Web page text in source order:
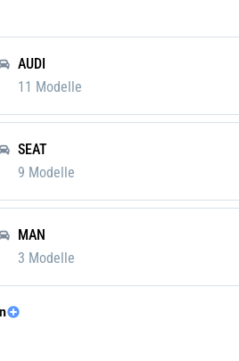
AUDI
11 Modelle
SEAT
9 Modelle
MAN
3 Modelle